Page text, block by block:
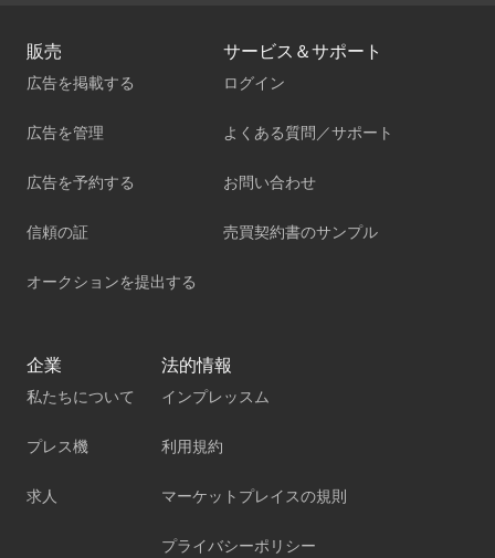
販売
広告を掲載する
広告を管理
広告を予約する
信頼の証
オークションを提出する
サービス＆サポート
ログイン
よくある質問／サポート
お問い合わせ
売買契約書のサンプル
企業
私たちについて
プレス機
求人
法的情報
インプレッスム
利用規約
マーケットプレイスの規則
プライバシーポリシー